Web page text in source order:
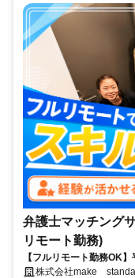
弁護士マッチング
リモート勤務)
【フルリモート勤務OK
ルが身につく営業職
株式会社make